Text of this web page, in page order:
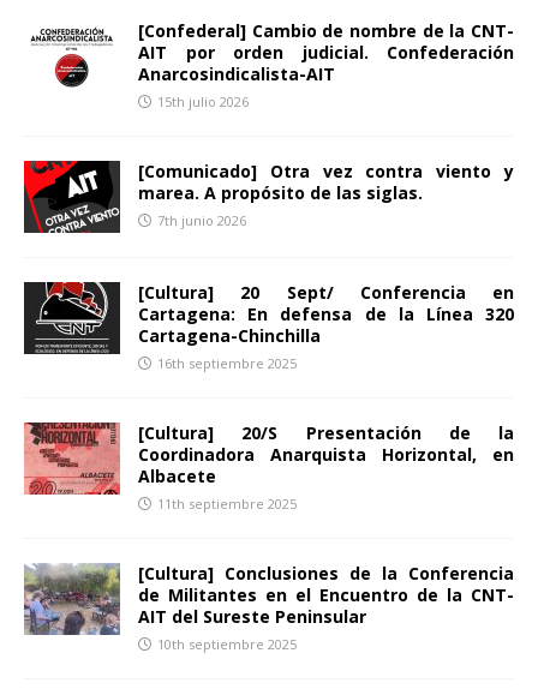
[Confederal] Cambio de nombre de la CNT-
AIT por orden judicial. Confederación
Anarcosindicalista-AIT
15th julio 2026
[Comunicado] Otra vez contra viento y
marea. A propósito de las siglas.
7th junio 2026
[Cultura] 20 Sept/ Conferencia en
Cartagena: En defensa de la Línea 320
Cartagena-Chinchilla
16th septiembre 2025
[Cultura] 20/S Presentación de la
Coordinadora Anarquista Horizontal, en
Albacete
11th septiembre 2025
[Cultura] Conclusiones de la Conferencia
de Militantes en el Encuentro de la CNT-
AIT del Sureste Peninsular
10th septiembre 2025